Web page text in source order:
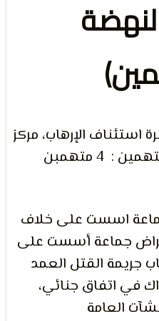
و
الإرهاب، مركز
إصلاح وتأهيل بدر، عدد المتهمين : 4 متهمبن
اسست على خلاف
جماعة أسست على
القتل العمد
جنائي،